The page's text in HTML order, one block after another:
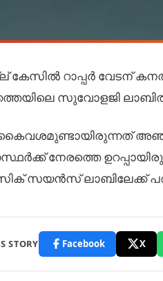
കേസില്‍ റാപ്പര്‍ വേടന്
സുവോളജി
കൈവശമുണ്ടായിരുന്നത്
നേരത്തെ
സയൻസ് ലാബിലേക്ക്
STORY Facebook X